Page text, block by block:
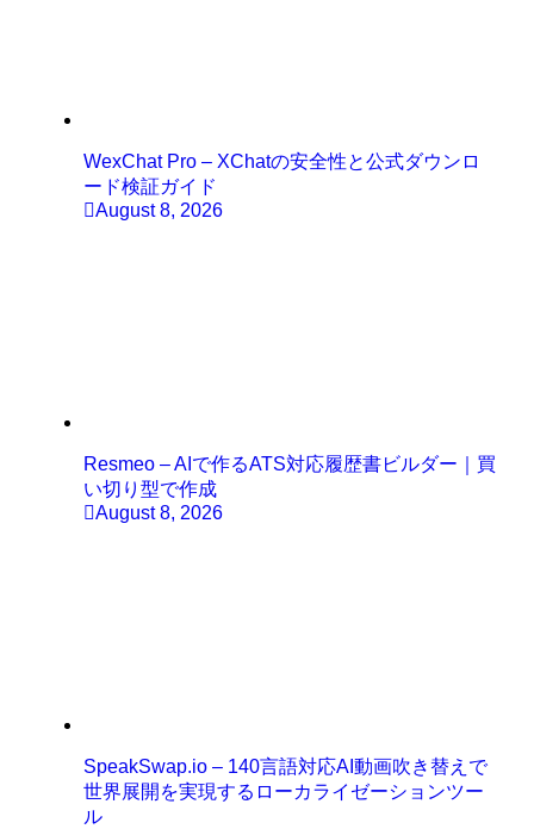
WexChat Pro – XChatの安全性と公式ダウンロ
ード検証ガイド
August 8, 2026
Resmeo – AIで作るATS対応履歴書ビルダー｜買
い切り型で作成
August 8, 2026
SpeakSwap.io – 140言語対応AI動画吹き替えで
世界展開を実現するローカライゼーションツー
ル